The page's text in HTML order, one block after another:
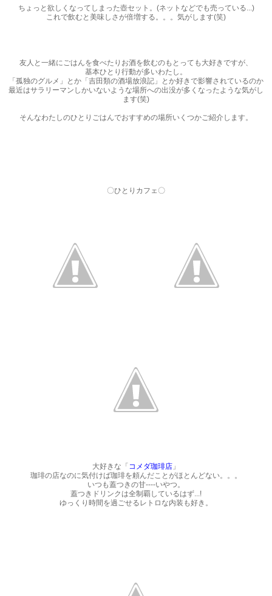
ちょっと欲しくなってしまった壺セット。(ネットなどでも売っている...)
これで飲むと美味しさが倍増する。。。気がします(笑)
友人と一緒にごはんを食べたり お酒を飲むのも とっても大好きですが、
基本ひとり行動が多いわたし。
「孤独のグルメ」とか 「吉田類の酒場放浪記」とか好きで影響されているのか
最近はサラリーマンしかいないような場所への出没が多くなったような気がし
ます(笑)
そんなわたしのひとりごはんでおすすめの場所いくつかご紹介します。
〇ひとりカフェ〇
大好きな「 コメダ珈琲店 」
珈琲の店なのに気付けば珈琲を頼んだことがほとんどない。。。
いつも蓋つきの甘----いやつ。
蓋つきドリンクは全制覇しているはず...!
ゆっくり時間を過ごせるレトロな内装も好き。